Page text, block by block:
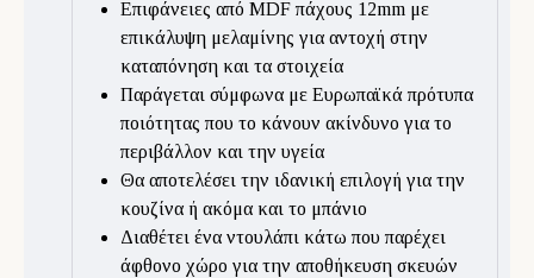
Επιφάνειες από MDF πάχους 12mm με
επικάλυψη μελαμίνης για αντοχή στην
καταπόνηση και τα στοιχεία
Παράγεται σύμφωνα με Ευρωπαϊκά πρότυπα
ποιότητας που το κάνουν ακίνδυνο για το
περιβάλλον και την υγεία
Θα αποτελέσει την ιδανική επιλογή για την
κουζίνα ή ακόμα και το μπάνιο
Διαθέτει ένα ντουλάπι κάτω που παρέχει
άφθονο χώρο για την αποθήκευση σκευών